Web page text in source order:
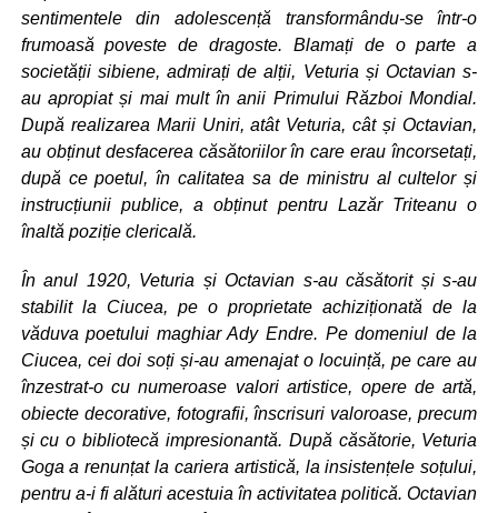
sentimentele din adolescență transformându-se într-o
frumoasă poveste de dragoste. Blamați de o parte a
societății sibiene, admirați de alții, Veturia și Octavian s-
au apropiat și mai mult în anii Primului Război Mondial.
După realizarea Marii Uniri, atât Veturia, cât și Octavian,
au obținut desfacerea căsătoriilor în care erau încorsetați,
după ce poetul, în calitatea sa de ministru al cultelor și
instrucțiunii publice, a obținut pentru Lazăr Triteanu o
înaltă poziție clericală.
În anul 1920, Veturia și Octavian s-au căsătorit și s-au
stabilit la Ciucea, pe o proprietate achiziționată de la
văduva poetului maghiar Ady Endre. Pe domeniul de la
Ciucea, cei doi soți și-au amenajat o locuință, pe care au
înzestrat-o cu numeroase valori artistice, opere de artă,
obiecte decorative, fotografii, înscrisuri valoroase, precum
și cu o bibliotecă impresionantă. După căsătorie, Veturia
Goga a renunțat la cariera artistică, la insistențele soțului,
pentru a-i fi alături acestuia în activitatea politică. Octavian